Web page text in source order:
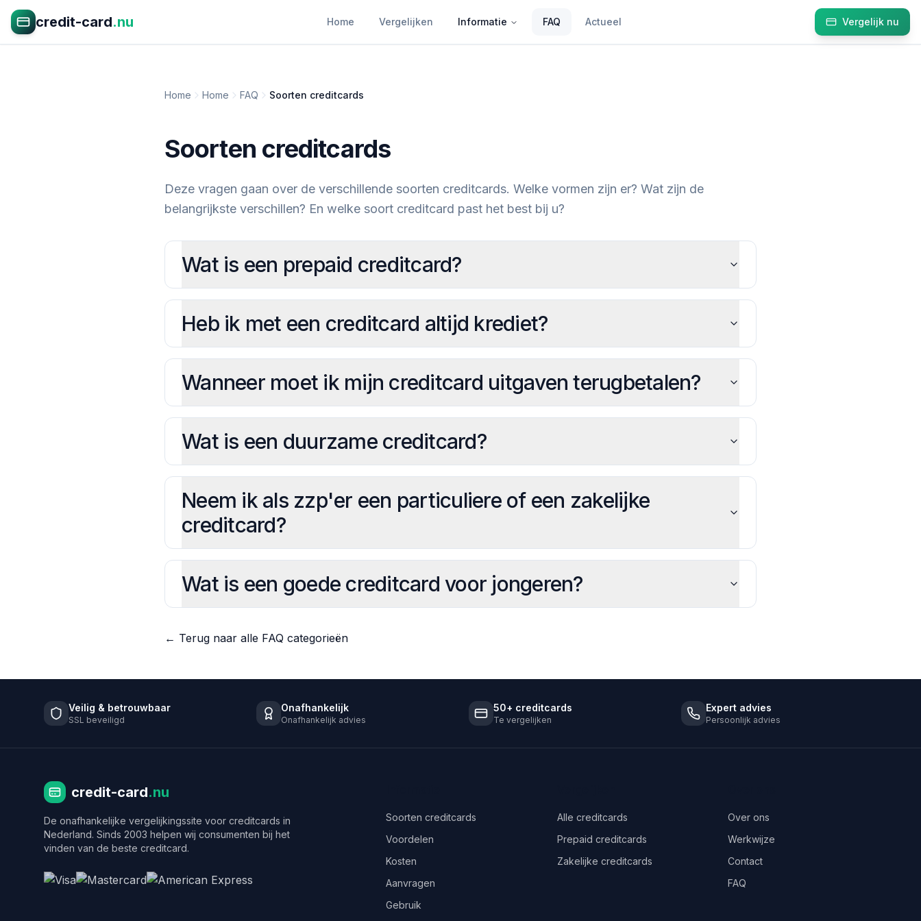
credit-card.nu Home Vergelijken Informatie FAQ Actueel Vergelijk nu
Home Home FAQ Soorten creditcards
Soorten creditcards
Deze vragen gaan over de verschillende soorten creditcards. Welke vormen zijn er? Wat zijn de
belangrijkste verschillen? En welke soort creditcard past het best bij u?
Wat is een prepaid creditcard?
Heb ik met een creditcard altijd krediet?
Wanneer moet ik mijn creditcard uitgaven terugbetalen?
Wat is een duurzame creditcard?
Neem ik als zzp'er een particuliere of een zakelijke
creditcard?
Wat is een goede creditcard voor jongeren?
← Terug naar alle FAQ categorieën
Veilig & betrouwbaar
SSL beveiligd
Onafhankelijk
Onafhankelijk advies
50+ creditcards
Te vergelijken
Expert advies
Persoonlijk advies
credit-card.nu
De onafhankelijke vergelijkingssite voor creditcards in
Nederland. Sinds 2003 helpen wij consumenten bij het
vinden van de beste creditcard.
Soorten creditcards
Voordelen
Kosten
Aanvragen
Gebruik
Alle creditcards
Prepaid creditcards
Zakelijke creditcards
Over ons
Werkwijze
Contact
FAQ